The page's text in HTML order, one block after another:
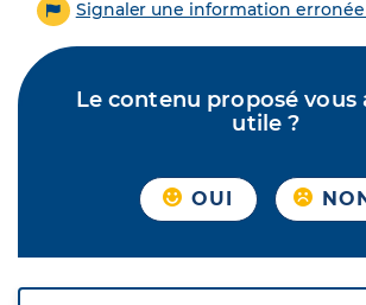
Signaler une information
Le contenu proposé vous
utile ?
OUI